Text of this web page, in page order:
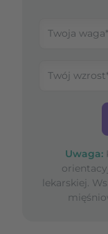
Uwaga:
lekarskiej.